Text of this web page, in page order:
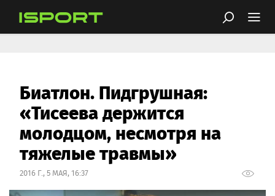
Биатлон. Пидгрушная:
«Тисеева держится
молодцом, несмотря на
тяжелые травмы»
2016 Г., 5 МАЯ, 16:37